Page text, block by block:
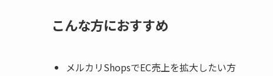
こんな方におすすめ
メルカリShopsでEC売上を拡大したい方